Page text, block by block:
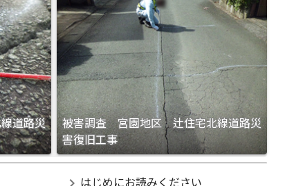
道路災
被害調査 宮園地区 辻住宅北線道路災
害復旧工事
はじめにお読みください